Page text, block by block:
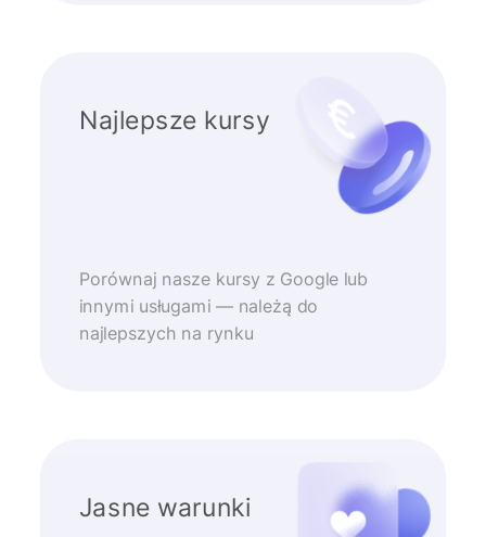
Najlepsze kursy
Porównaj nasze kursy z Google lub
innymi usługami — należą do
najlepszych na rynku
Jasne warunki